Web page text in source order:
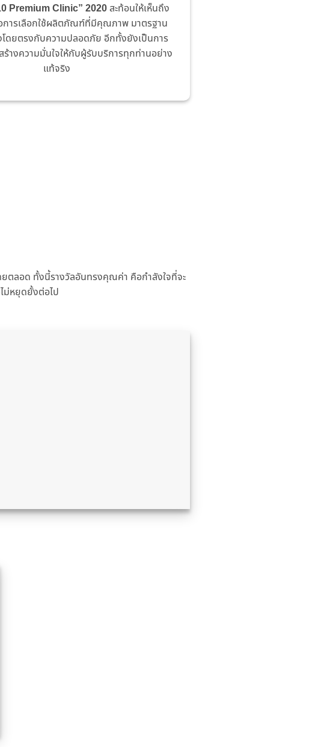
Premium Clinic” 2020สะท้อนให้เห็นถึง
ารเลือกใช้ผลิตภัณฑ์ที่มีคุณภาพ มาตรฐาน
โดยตรงกับความปลอดภัย อีกทั้งยังเป็นการ
างความมั่นใจให้กับผู้รับบริการทุกท่านอย่าง
แท้จริง
ตลอด ทั้งนี้รางวัลอันทรงคุณค่า คือกําลังใจที่จะ
ม่หยุดยั้งต่อไป